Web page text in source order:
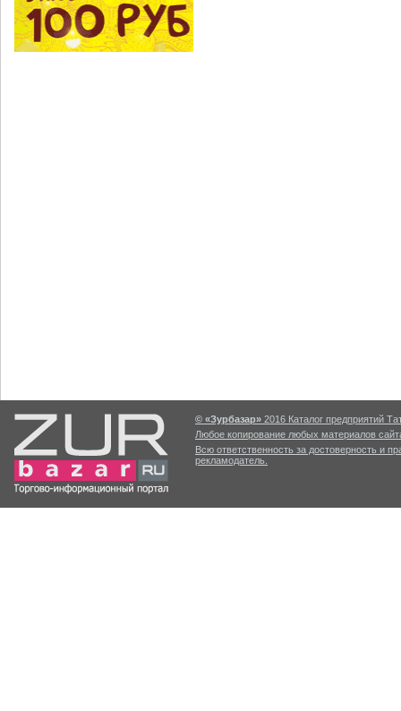
© «Зурбазар» 2016 Каталог предприятий
Любое копирование любых материалов
Всю ответственность за достоверность и
рекламодатель.